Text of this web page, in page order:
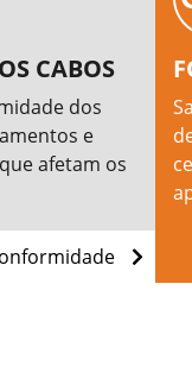
CABOS
dos
e
afetam os